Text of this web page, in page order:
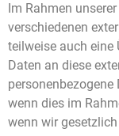
Im Rahmen
verschiedenen
teilweise auch eine
Daten an diese
personenbezogene
wenn dies im
wenn wir